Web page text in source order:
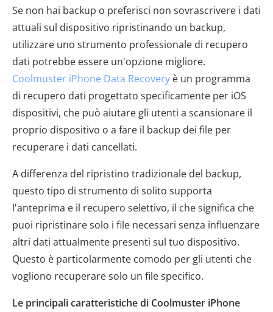
Se non hai backup o preferisci non sovrascrivere i dati
attuali sul dispositivo ripristinando un backup,
utilizzare uno strumento professionale di recupero
dati potrebbe essere un'opzione migliore.
Coolmuster iPhone Data Recovery è un programma
di recupero dati progettato specificamente per iOS
dispositivi, che può aiutare gli utenti a scansionare il
proprio dispositivo o a fare il backup dei file per
recuperare i dati cancellati.
A differenza del ripristino tradizionale del backup,
questo tipo di strumento di solito supporta
l'anteprima e il recupero selettivo, il che significa che
puoi ripristinare solo i file necessari senza influenzare
altri dati attualmente presenti sul tuo dispositivo.
Questo è particolarmente comodo per gli utenti che
vogliono recuperare solo un file specifico.
Le principali caratteristiche di Coolmuster iPhone